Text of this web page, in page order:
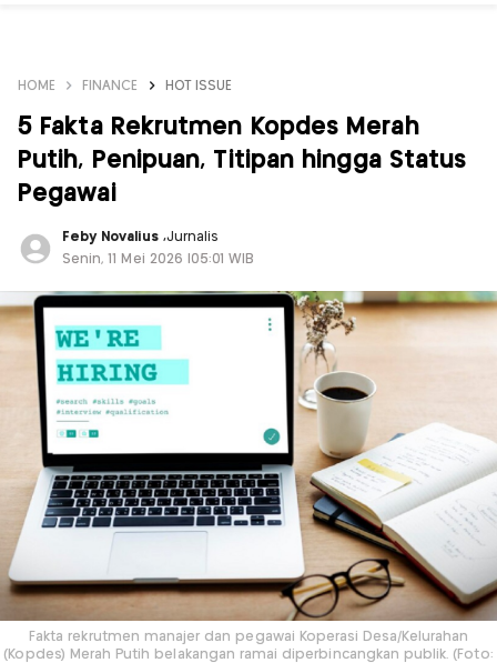
HOME FINANCE HOT ISSUE
5 Fakta Rekrutmen Kopdes Merah
Putih, Penipuan, Titipan hingga Status
Pegawai
Feby Novalius ,Jurnalis
Senin, 11 Mei 2026 |05:01 WIB
Fakta rekrutmen manajer dan pegawai Koperasi Desa/Kelurahan
(Kopdes) Merah Putih belakangan ramai diperbincangkan publik. (Foto: